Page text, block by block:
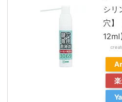
シリ
穴】
12ml